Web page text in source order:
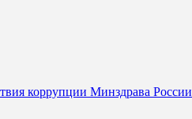
коррупции Минздрава России